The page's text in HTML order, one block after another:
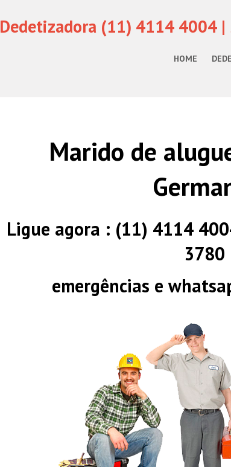
Dedetizadora (11) 4114 4004
HOME
Marido de
Ligue agora : (11) 4114
3780
emergências e